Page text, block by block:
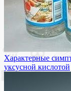
Характерные
уксусной кислотой